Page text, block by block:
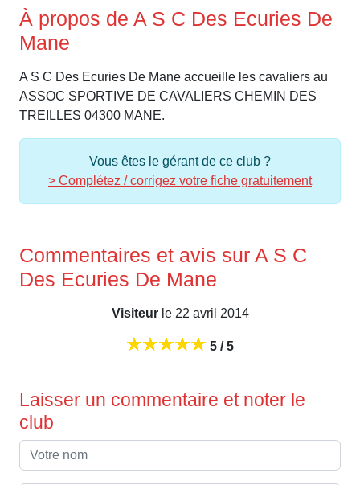
À propos de A S C Des Ecuries De
Mane
A S C Des Ecuries De Mane accueille les cavaliers au
ASSOC SPORTIVE DE CAVALIERS CHEMIN DES
TREILLES 04300 MANE.
Vous êtes le gérant de ce club ?
> Complétez / corrigez votre fiche gratuitement
Commentaires et avis sur A S C
Des Ecuries De Mane
Visiteurle 22 avril 2014
5 / 5
Laisser un commentaire et noter le
club